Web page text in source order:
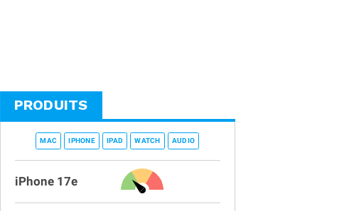
PRODUITS
MAC IPHONE IPAD WATCH AUDIO
iPhone 17e